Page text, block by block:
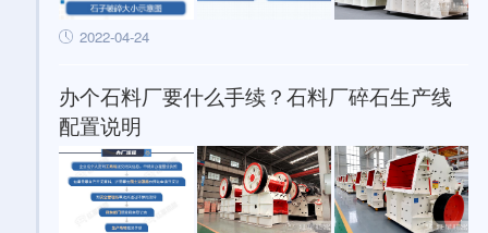
2022-04-24
办个石料厂要什么手续？石料厂碎石生产线
配置说明